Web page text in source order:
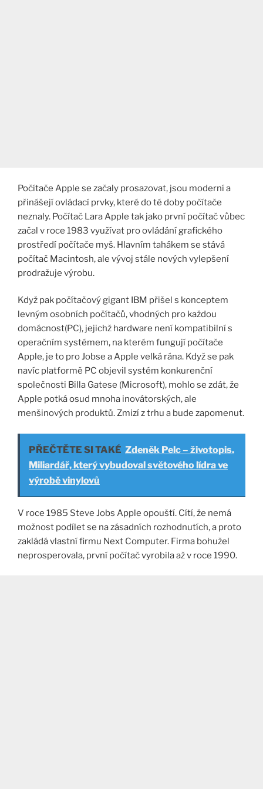
Počítače Apple se začaly prosazovat, jsou moderní a
přinášejí ovládací prvky, které do té doby počítače
neznaly. Počítač Lara Apple tak jako první počítač vůbec
začal v roce 1983 využívat pro ovládání grafického
prostředí počítače myš. Hlavním tahákem se stává
počítač Macintosh, ale vývoj stále nových vylepšení
prodražuje výrobu.
Když pak počítačový gigant IBM přišel s konceptem
levným osobních počítačů, vhodných pro každou
domácnost(PC), jejichž hardware není kompatibilní s
operačním systémem, na kterém fungují počítače
Apple, je to pro Jobse a Apple velká rána. Když se pak
navíc platformě PC objevil systém konkurenční
společnosti Billa Gatese (Microsoft), mohlo se zdát, že
Apple potká osud mnoha inovátorských, ale
menšinových produktů. Zmizí z trhu a bude zapomenut.
PŘEČTĚTE SI TAKÉ Zdeněk Pelc – životopis.
Miliardář, který vybudoval světového lídra ve
výrobě vinylovů
V roce 1985 Steve Jobs Apple opouští. Cítí, že nemá
možnost podílet se na zásadních rozhodnutích, a proto
zakládá vlastní firmu Next Computer. Firma bohužel
neprosperovala, první počítač vyrobila až v roce 1990.